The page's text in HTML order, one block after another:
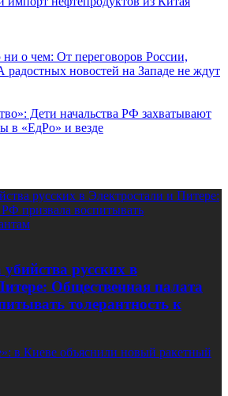
о чем: От переговоров России,
новостей на Западе не ждут
Дети начальства РФ захватывают
в «ЕдРо» и везде
русских в Электростали и Питере:
призвала воспитывать
русских в
Общественная палата
толерантность к
в Киеве объяснили новый ракетный